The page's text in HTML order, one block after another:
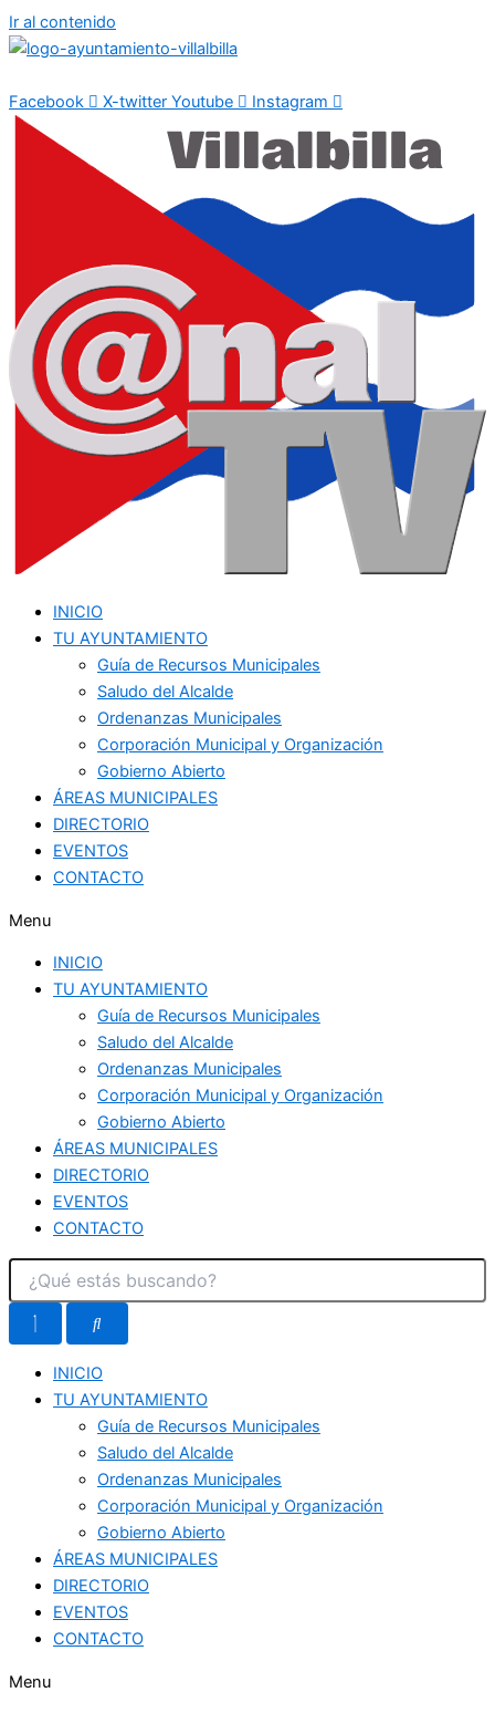
Ir al contenido
Facebook X-twitter Youtube Instagram
INICIO
TU AYUNTAMIENTO
Guía de Recursos Municipales
Saludo del Alcalde
Ordenanzas Municipales
Corporación Municipal y Organización
Gobierno Abierto
ÁREAS MUNICIPALES
DIRECTORIO
EVENTOS
CONTACTO
Menu
INICIO
TU AYUNTAMIENTO
Guía de Recursos Municipales
Saludo del Alcalde
Ordenanzas Municipales
Corporación Municipal y Organización
Gobierno Abierto
ÁREAS MUNICIPALES
DIRECTORIO
EVENTOS
CONTACTO
INICIO
TU AYUNTAMIENTO
Guía de Recursos Municipales
Saludo del Alcalde
Ordenanzas Municipales
Corporación Municipal y Organización
Gobierno Abierto
ÁREAS MUNICIPALES
DIRECTORIO
EVENTOS
CONTACTO
Menu